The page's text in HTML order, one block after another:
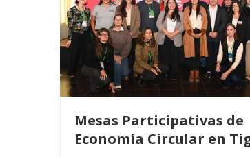
Mesas Participativas de
Economía Circular en